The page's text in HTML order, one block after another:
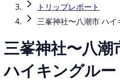
トリップレポート
三峯神社〜八潮市 ハイ
三峯神社〜八潮
ハイキングルー